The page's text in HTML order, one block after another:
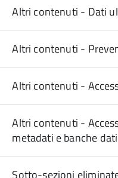
Altri contenuti - Dati
Altri contenuti -
Altri contenuti -
Altri contenuti -
metadati e banche dati
Sotto-sezioni